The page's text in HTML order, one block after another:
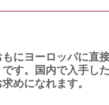
にヨーロッパに直
す。国内で入手し
めになれます。